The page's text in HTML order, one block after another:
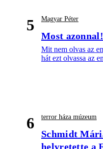
5 Magyar Péter
Most azonnal!
Mit nem olvas az
hát ezt olvassa az
6 terror háza múzeum
Schmidt
helyretette a